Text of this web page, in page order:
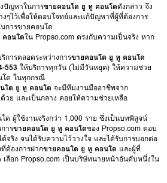
ปัญหาในการขายคอนโด ยู ทู คอนโดดังกล่าว จึง
ๆไว้เพื่อให้ตอบโจทย์และแก้ปัญหาที่ผู้ที่ต้องการ
การขายคอนโด
คอนโดใน Propso.com ตรงกับความเป็นจริง หาก
ารตลอดระหว่างการขายคอนโด ยู ทู คอนโด
553 ให้บริการทุกวัน (ไม่มีวันหยุด) ให้ความช่วย
โด ในทุกกรณี
โด ยู ทู คอนโด จะมีทีมงานมืออาชีพจาก
วย และเป็นกลาง คอยให้ความช่วยเหลือ
ผู้ใช้งานจริงกว่า 1,000 ราย ซึ่งเป็นบทพิสูจน์
ารขายคอนโด ยู ทู คอนโดของ Propso.com ตอบ
ริง จนได้รับความไว้วางใจ และได้รับการบอกต่อ
ต้องการฝากขายคอนโด ยู ทู คอนโด และผู้ที่
เลือก Propso.com เป็นบริษัทนายหน้าอันดับหนึ่งใน